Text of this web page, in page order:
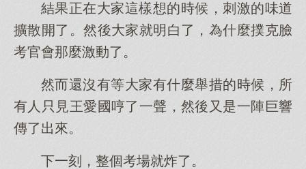
結果正在大家這樣想的時候，刺激的味道
擴散開了。然後大家就明白了，為什麼撲克臉
考官會那麼激動了。
然而還沒有等大家有什麼舉措的時候，所
有人只見王愛國哼了一聲，然後又是一陣巨響
傳了出來。
下一刻，整個考場就炸了。